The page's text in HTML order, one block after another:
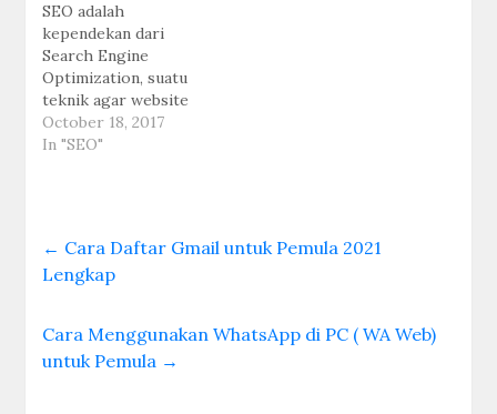
SEO adalah
kependekan dari
Search Engine
Optimization, suatu
teknik agar website
yang kita buat mudah
ditemukan melalui
situs web pada posisi
teratas, atau
pencarian berdasarkan
kata kunci tertentu. hal
October 18, 2017
In "SEO"
← Cara Daftar Gmail untuk Pemula 2021
Lengkap
Cara Menggunakan WhatsApp di PC ( WA Web)
untuk Pemula →